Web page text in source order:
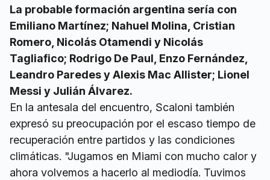
La probable formación argentina sería con
Emiliano Martínez; Nahuel Molina, Cristian
Romero, Nicolás Otamendi y Nicolás
Tagliafico; Rodrigo De Paul, Enzo Fernández,
Leandro Paredes y Alexis Mac Allister; Lionel
Messi y Julián Álvarez.
En la antesala del encuentro, Scaloni también
expresó su preocupación por el escaso tiempo de
recuperación entre partidos y las condiciones
climáticas. "Jugamos en Miami con mucho calor y
ahora volvemos a hacerlo al mediodía. Tuvimos